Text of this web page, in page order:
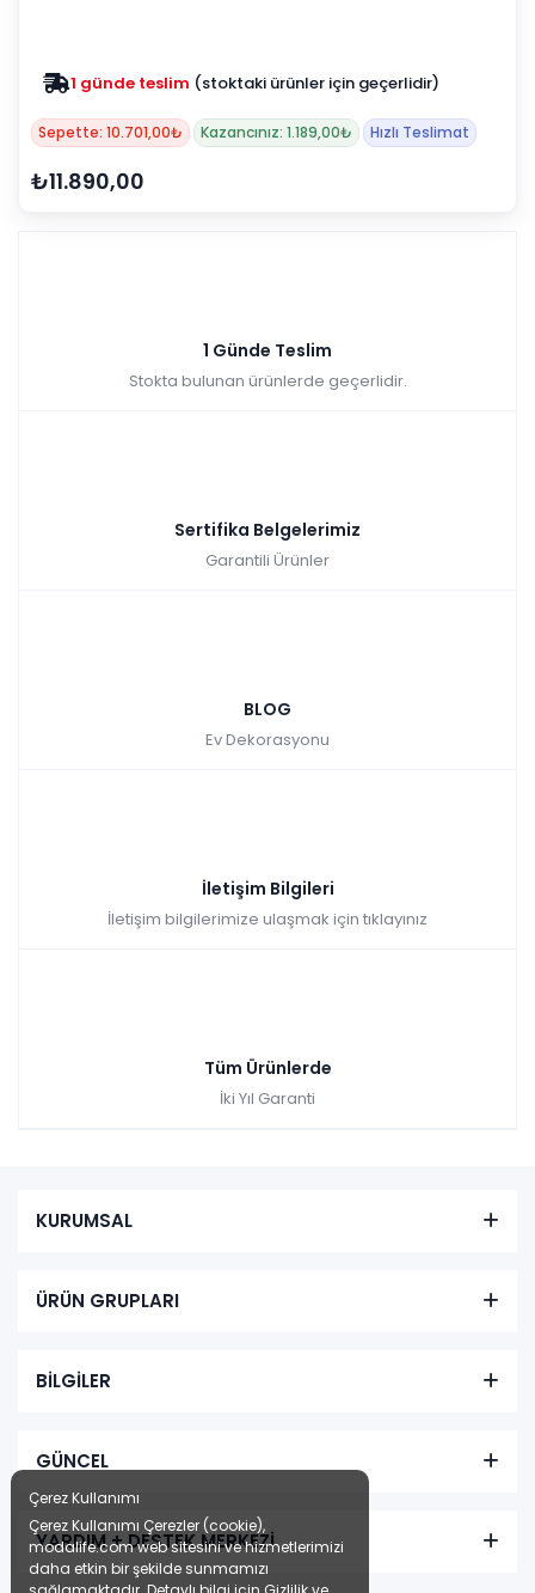
1 günde teslim (stoktaki ürünler için geçerlidir)
Sepette: 10.701,00₺ Kazancınız: 1.189,00₺ Hızlı Teslimat
₺11.890,00
1 Günde Teslim
Stokta bulunan ürünlerde geçerlidir.
Sertifika Belgelerimiz
Garantili Ürünler
BLOG
Ev Dekorasyonu
İletişim Bilgileri
İletişim bilgilerimize ulaşmak için tıklayınız
Tüm Ürünlerde
İki Yıl Garanti
KURUMSAL
ÜRÜN GRUPLARI
BİLGİLER
GÜNCEL
YARDIM + DESTEK MERKEZİ
Çerez Kullanımı
Çerez Kullanımı Çerezler (cookie),
modalife.com web sitesini ve hizmetlerimizi
daha etkin bir şekilde sunmamızı